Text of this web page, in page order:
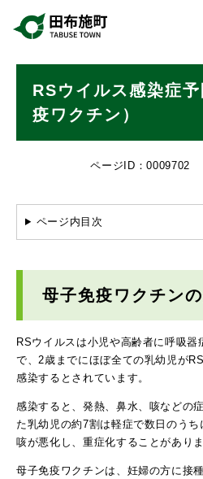
RSウイルス感染症
疫ワクチン）
ページID：0009702
ページ内目次
母子免疫ワクチン
RSウイルスは小児や高齢者に呼吸器
で、2歳までにほぼ全ての乳幼児が
感染するとされています。
感染すると、発熱、鼻水、咳などの
た乳幼児の約7割は軽症で数日のう
咳が悪化し、重症化することがありま
母子免疫ワクチンは、妊婦の方に接